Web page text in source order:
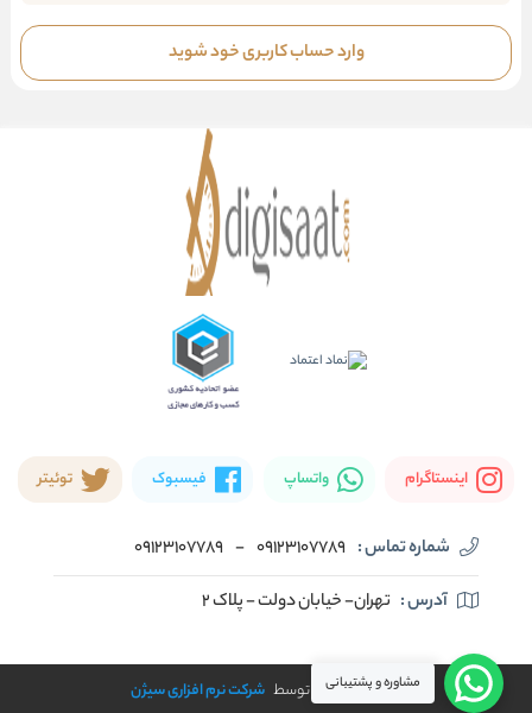
وارد حساب کاربری خود شوید
اینستاگرام واتساپ فیسبوک توئیتر
شماره تماس : 09123107789
-
09123107789
آدرس : تهران- خیابان دولت - پلاک ۲
طراحی و توسعه توسط شرکت نرم افزاری سیژن مشاوره و پشتیبانی